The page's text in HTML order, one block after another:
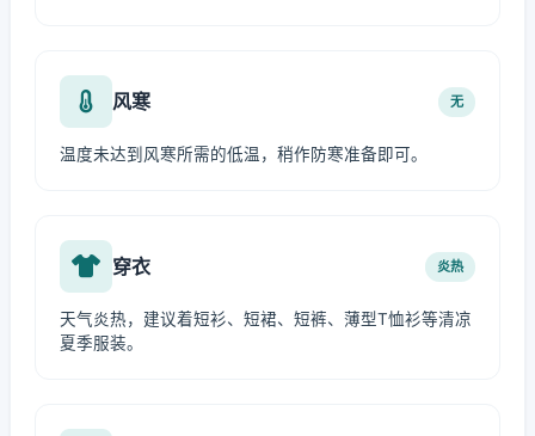
风寒 无
温度未达到风寒所需的低温，稍作防寒准备即可。
穿衣 炎热
天气炎热，建议着短衫、短裙、短裤、薄型T恤衫等清凉
夏季服装。